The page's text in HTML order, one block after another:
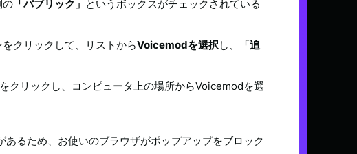
の 「パブリック」 というボックスがチェックされている
クリックして、リストからVoicemodを選択し、
「追
クリックし、コンピュータ上の場所からVoicemodを選
るため、お使いのブラウザがポップアップをブロック